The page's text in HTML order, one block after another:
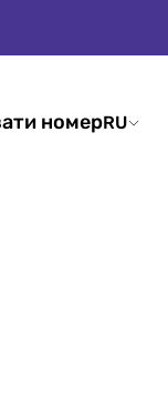
номерRU